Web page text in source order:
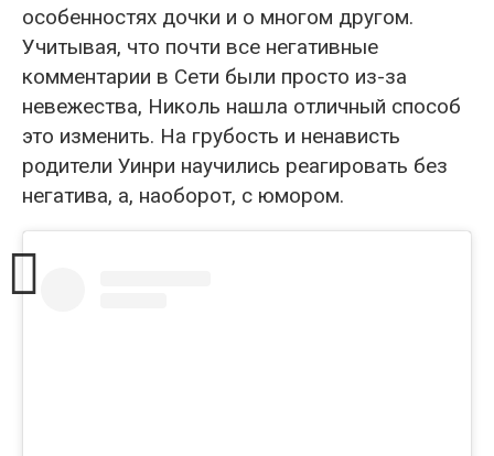
особенностях дочки и о многом другом.
Учитывая, что почти все негативные
комментарии в Сети были просто из-за
невежества, Николь нашла отличный способ
это изменить. На грубость и ненависть
родители Уинри научились реагировать без
негатива, а, наоборот, с юмором.